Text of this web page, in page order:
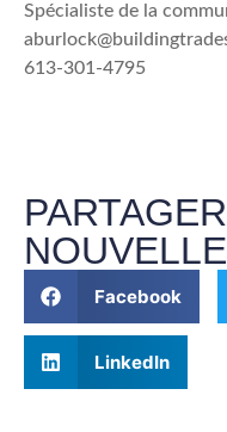
Spécialiste de la
613-301-4795
NOUVELLE
Facebook
LinkedIn